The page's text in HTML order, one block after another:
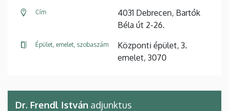
Cím
4031 Debrecen, Bartók
Béla út 2-26.
Épület, emelet, szobaszám
Központi épület, 3.
emelet, 3070
Dr. Frendl István adjunktus